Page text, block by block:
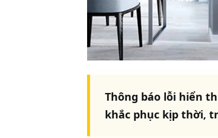
Thông báo lỗi hiển
khắc phục kịp thời,